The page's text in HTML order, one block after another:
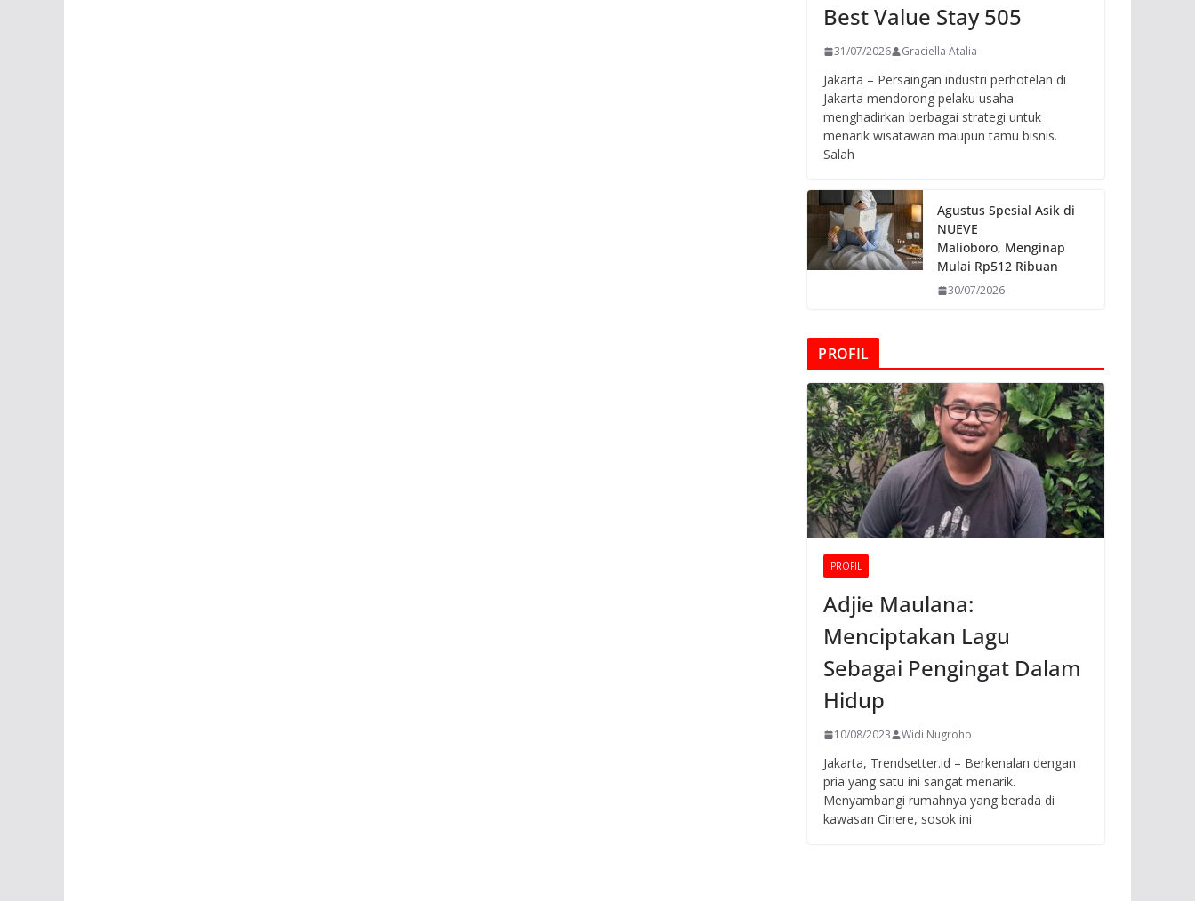
Best Value Stay 505
31/07/2026 Graciella Atalia
Jakarta – Persaingan industri perhotelan di
Jakarta mendorong pelaku usaha
menghadirkan berbagai strategi untuk
menarik wisatawan maupun tamu bisnis.
Salah
Agustus Spesial Asik di
NUEVE
Malioboro, Menginap
Mulai Rp512 Ribuan
30/07/2026
PROFIL
PROFIL
Adjie Maulana:
Menciptakan Lagu
Sebagai Pengingat Dalam
Hidup
10/08/2023 Widi Nugroho
Jakarta, Trendsetter.id – Berkenalan dengan
pria yang satu ini sangat menarik.
Menyambangi rumahnya yang berada di
kawasan Cinere, sosok ini